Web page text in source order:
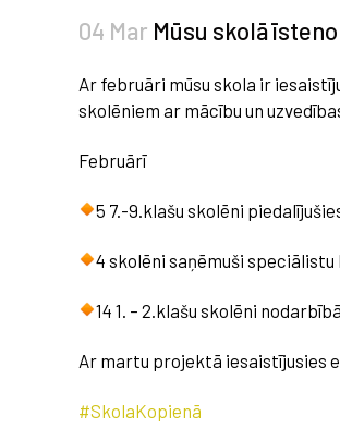
04 Mar Mūsu skolā
Ar februāri mūsu skola ir
skolēniem ar mācību un
Februārī
5 7.-9.klašu skolēni
4 skolēni saņēmuši
14 1. – 2.klašu skolēni
Ar martu projektā iesaistījusies
#SkolaKopienā